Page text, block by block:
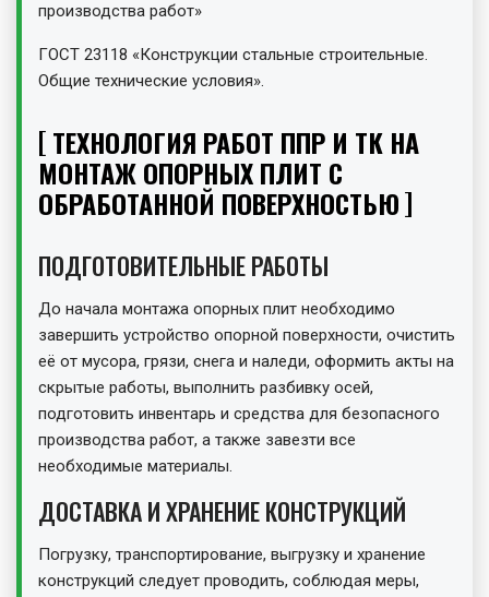
производства работ»
ГОСТ 23118 «Конструкции стальные строительные.
Общие технические условия».
ТЕХНОЛОГИЯ РАБОТ ППР И ТК НА
МОНТАЖ ОПОРНЫХ ПЛИТ С
ОБРАБОТАННОЙ ПОВЕРХНОСТЬЮ
ПОДГОТОВИТЕЛЬНЫЕ РАБОТЫ
До начала монтажа опорных плит необходимо
завершить устройство опорной поверхности, очистить
её от мусора, грязи, снега и наледи, оформить акты на
скрытые работы, выполнить разбивку осей,
подготовить инвентарь и средства для безопасного
производства работ, а также завезти все
необходимые материалы.
ДОСТАВКА И ХРАНЕНИЕ КОНСТРУКЦИЙ
Погрузку, транспортирование, выгрузку и хранение
конструкций следует проводить, соблюдая меры,